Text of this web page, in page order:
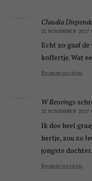
Claudia
21 NOVEMBER 2017
Echt zo gaaf
koffertje. Wat
Beantwoorden
W Reurings
22 NOVEMBER 2017
Ik doe heel
hertje, zou zo
jongste dochter.
Beantwoorden